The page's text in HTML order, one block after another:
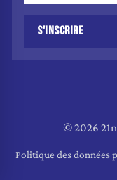
S'INSCRIRE
© 2026
Politique des données